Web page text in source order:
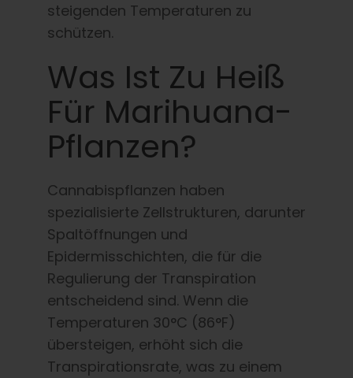
steigenden Temperaturen zu
schützen.
Was Ist Zu Heiß
Für Marihuana-
Pflanzen?
Cannabispflanzen haben
spezialisierte Zellstrukturen, darunter
Spaltöffnungen und
Epidermisschichten, die für die
Regulierung der Transpiration
entscheidend sind. Wenn die
Temperaturen 30°C (86°F)
übersteigen, erhöht sich die
Transpirationsrate, was zu einem